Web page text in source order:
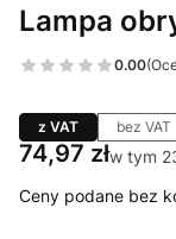
Lampa
0.00
z VAT bez VAT
Cena
74,97 złw tym
w tym
Ceny podane bez